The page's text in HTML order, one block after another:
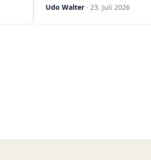
Udo Walter · 23. Juli 2026